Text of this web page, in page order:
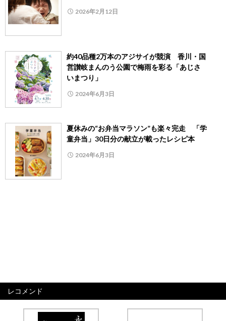
2026年2月12日
約40品種2万本のアジサイが競演 香川・国
営讃岐まんのう公園で梅雨を彩る「あじさ
いまつり」
2024年6月3日
夏休みの“お弁当マラソン”も楽々完走 「学
童弁当」30日分の献立が載ったレシピ本
2024年6月3日
レコメンド